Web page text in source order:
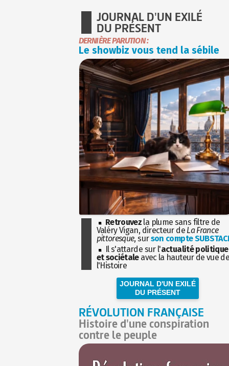
JOURNAL D'UN EXILÉ
DU PRÉSENT
DERNIÈRE PARUTION :
Le showbiz vous tend la sébile
Retrouvez la plume sans filtre de
Valéry Vigan, directeur de La France
pittoresque, surson compte
Il s'attarde sur l'actualité politique
et sociétaleavec la hauteur de vue
l'Histoire
JOURNAL D'UN EXILÉ
DU PRÉSENT
RÉVOLUTION FRANÇAISE
Histoire d'une conspiration
contre le peuple